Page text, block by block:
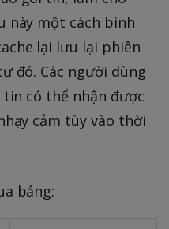
này một cách bình
lại lưu lại phiên
đó. Các người dùng
tin có thể nhận được
cảm tùy vào thời
bảng: